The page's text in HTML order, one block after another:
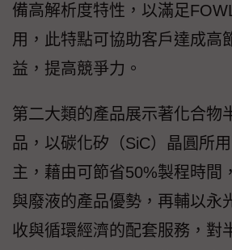
備高解析度特性，以滿足
用，此特點可協助客戶達成高
益，提高競爭力。
第二大類的產品展示著化合物
品，以碳化矽（SiC）晶圓所
主，藉由可節省50%製程時間
與廢液的產品優勢，再輔以永
收與循環經濟的配套服務，對